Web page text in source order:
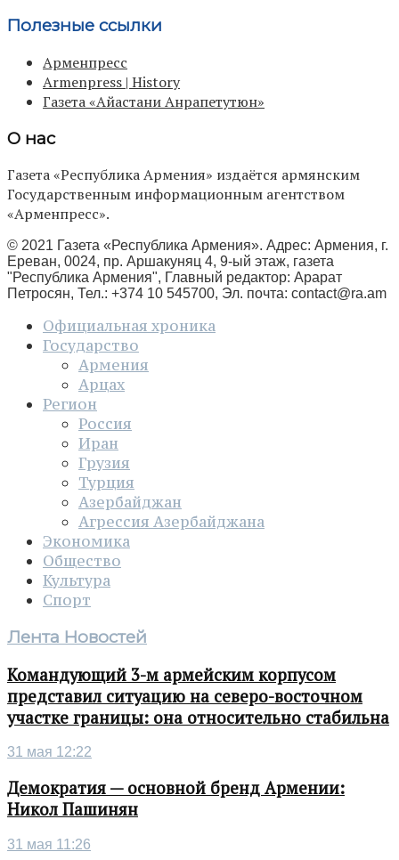
Полезные ссылки
Арменпресс
Armenpress | History
Газета «Айастани Анрапетутюн»
О нас
Газета «Республика Армения» издаётся армянским
Государственным информационным агентством
«Арменпресс».
© 2021 Газета «Республика Армения». Адрес: Армения, г.
Ереван, 0024, пр. Аршакуняц 4, 9-ый этаж, газета
"Республика Армения", Главный редактор: Арарат
Петросян, Тел.: +374 10 545700, Эл. почта: contact@ra.am
Официальная хроника
Государство
Армения
Арцах
Регион
Россия
Иран
Грузия
Турция
Азербайджан
Агрессия Азербайджана
Экономика
Общество
Культура
Спорт
Лента Новостей
Командующий 3-м армейским корпусом
представил ситуацию на северо-восточном
участке границы: она относительно стабильна
31 мая 12:22
Демократия — основной бренд Армении:
Никол Пашинян
31 мая 11:26